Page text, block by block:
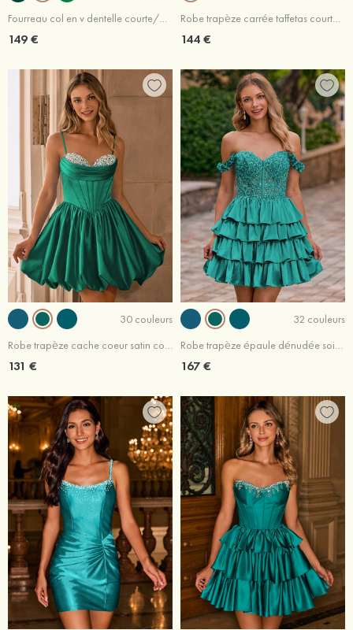
Fourreau col en v dentelle courte/mini robe de fête de la rentré avec plissé paillettes
149 €
Robe trapèze carrée taffetas courte/mini robe de fête de la rentré avec appliqué perles
144 €
30 couleurs
Robe trapèze cache coeur satin courte/mini robe de fête de la rentré avec cristal plissé
131 €
32 couleurs
Robe trapèze épaule dénudée soie comme du satin courte/mini robe de fête de la rentré avec broderie fleurs
167 €